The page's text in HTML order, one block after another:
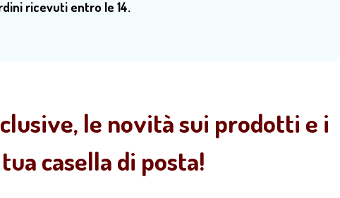
ricevuti entro le 14.
le novità sui prodotti e i
casella di posta!